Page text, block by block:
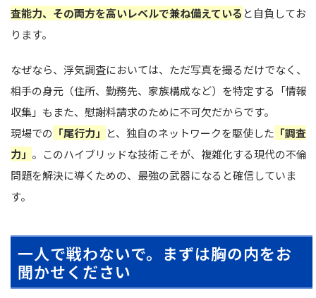
査能力、その両方を高いレベルで兼ね備えている と自負してお
ります。
なぜなら、浮気調査においては、ただ写真を撮るだけでなく、
相手の身元（住所、勤務先、家族構成など）を特定する「情報
収集」もまた、慰謝料請求のために不可欠だからです。
現場での 「尾行力」 と、独自のネットワークを駆使した 「調査
力」 。このハイブリッドな技術こそが、複雑化する現代の不倫
問題を解決に導くための、最強の武器になると確信していま
す。
一人で戦わないで。まずは胸の内をお
聞かせください